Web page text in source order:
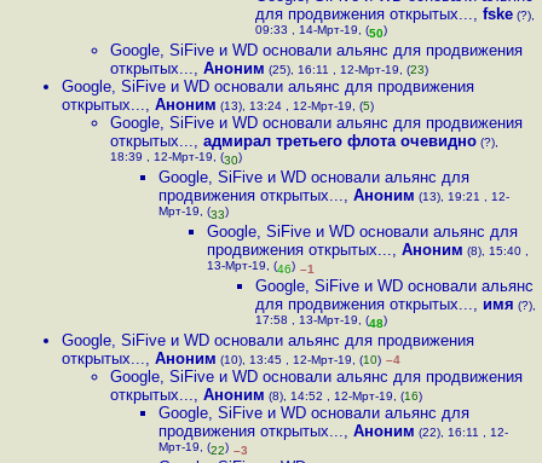
для продвижения открытых..., fske (?),
09:33 , 14-Мрт-19, (50)
Google, SiFive и WD основали альянс для продвижения
открытых..., Аноним (25), 16:11 , 12-Мрт-19, (23)
Google, SiFive и WD основали альянс для продвижения
открытых..., Аноним (13), 13:24 , 12-Мрт-19, (5)
Google, SiFive и WD основали альянс для продвижения
открытых..., адмирал третьего флота очевидно (?),
18:39 , 12-Мрт-19, (30)
Google, SiFive и WD основали альянс для
продвижения открытых..., Аноним (13), 19:21 , 12-
Мрт-19, (33)
Google, SiFive и WD основали альянс для
продвижения открытых..., Аноним (8), 15:40 ,
13-Мрт-19, (46) –1
Google, SiFive и WD основали альянс
для продвижения открытых..., имя (?),
17:58 , 13-Мрт-19, (48)
Google, SiFive и WD основали альянс для продвижения
открытых..., Аноним (10), 13:45 , 12-Мрт-19, (10) –4
Google, SiFive и WD основали альянс для продвижения
открытых..., Аноним (8), 14:52 , 12-Мрт-19, (16)
Google, SiFive и WD основали альянс для
продвижения открытых..., Аноним (22), 16:11 , 12-
Мрт-19, (22) –3